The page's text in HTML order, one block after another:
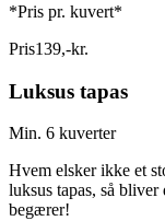
*Pris pr. kuvert*
Pris139,-kr.
Luksus tapas
Min. 6 kuverter
Hvem elsker ikke et
luksus tapas, så
begærer!